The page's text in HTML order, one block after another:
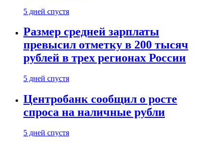
5 дней спустя
Размер средней зарплаты
превысил отметку в 200 тысяч
рублей в трех регионах России
5 дней спустя
Центробанк сообщил о росте
спроса на наличные рубли
5 дней спустя